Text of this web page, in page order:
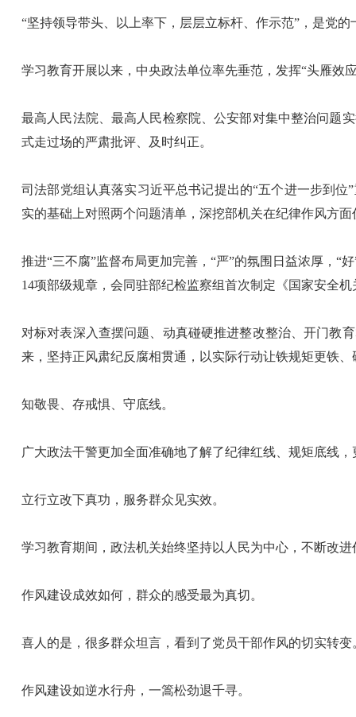
“坚持领导带头、以上率下，层层立标杆、作示范”，是党
学习教育开展以来，中央政法单位率先垂范，发挥“头雁效
最高人民法院、最高人民检察院、公安部对集中整治问题
式走过场的严肃批评、及时纠正。
司法部党组认真落实习近平总书记提出的“五个进一步到
实的基础上对照两个问题清单，深挖部机关在纪律作风方
推进“三不腐”监督布局更加完善，“严”的氛围日益浓厚，
14项部级规章，会同驻部纪检监察组首次制定《国家安全
对标对表深入查摆问题、动真碰硬推进整改整治、开门
来，坚持正风肃纪反腐相贯通，以实际行动让铁规矩更铁、
知敬畏、存戒惧、守底线。
广大政法干警更加全面准确地了解了纪律红线、规矩底线
立行立改下真功，服务群众见实效。
学习教育期间，政法机关始终坚持以人民为中心，不断改
作风建设成效如何，群众的感受最为真切。
喜人的是，很多群众坦言，看到了党员干部作风的切实转变
作风建设如逆水行舟，一篙松劲退千寻。